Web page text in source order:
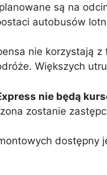
są na
autobusów
nie korzystają
Większych
nie będą
zostanie